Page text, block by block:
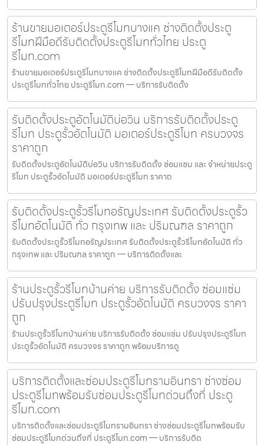
ร้านขายมอเตอร์ประตูรีโมทบางแค ช่างติดตั้งประตู
รีโมทฝีมือดีรับติดตั้งประตูรีโมททั่วไทย ประตู
รีโมท.com
ร้านขายมอเตอร์ประตูรีโมทบางแค ช่างติดตั้งประตูรีโมทฝีมือดีรับติดตั้ง
ประตูรีโมททั่วไทย ประตูรีโมท.com — บริการรับติดตั้ง
รับติดตั้งประตูอัตโนมัติบ่อวิน บริการรับติดตั้งประตู
รีโมท ประตูรั้วอัตโนมัติ มอเตอร์ประตูรีโมท ครบวงจร
ราคาถูก
รับติดตั้งประตูอัตโนมัติบ่อวิน บริการรับติดตั้ง ซ่อมแซม และ จำหน่ายประตู
รีโมท ประตูรั้วอัตโนมัติ มอเตอร์ประตูรีโมท ราคาถ
รับติดตั้งประตูรั้วรีโมทอรัญประเทศ รับติดตั้งประตูรั้ว
รีโมทอัตโนมัติ ทั่ว กรุงเทพ และ ปริมณฑล ราคาถูก
รับติดตั้งประตูรั้วรีโมทอรัญประเทศ รับติดตั้งประตูรั้วรีโมทอัตโนมัติ ทั่ว
กรุงเทพ และ ปริมณฑล ราคาถูก — บริการติดตั้งและ
ร้านประตูรั้วรีโมทบ้านค่าย บริการรับติดตั้ง ซ่อมแซ่ม
ปรับปรุงประตูรีโมท ประตูรั้วอัตโนมัติ ครบวงจร ราคา
ถูก
ร้านประตูรั้วรีโมทบ้านค่าย บริการรับติดตั้ง ซ่อมแซ่ม ปรับปรุงประตูรีโมท
ประตูรั้วอัตโนมัติ ครบวงจร ราคาถูก พร้อมบริการดู
บริการติดตั้งและซ่อมประตูรีโมทรามอินทรา ช่างซ่อม
ประตูรีโมทพร้อมรับซ่อมประตูรีโมทด่วนถึงที่ ประตู
รีโมท.com
บริการติดตั้งและซ่อมประตูรีโมทรามอินทรา ช่างซ่อมประตูรีโมทพร้อมรับ
ซ่อมประตูรีโมทด่วนถึงที่ ประตูรีโมท.com — บริการรับติด